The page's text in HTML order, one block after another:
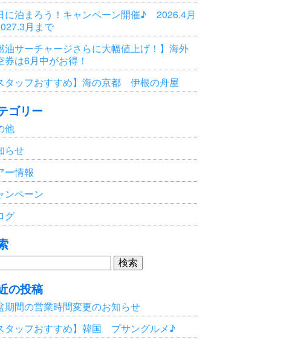
に泊まろう！キャンペーン開催♪ 2026.4月
月まで
油サーチャージさらに大幅値上げ！】海外
券は6月中がお得！
タッフおすすめ】海の京都 伊根の舟屋
ゴリー
他
らせ
ー情報
ンペーン
グ
の投稿
期間の営業時間変更のお知らせ
タッフおすすめ】韓国 プサングルメ♪